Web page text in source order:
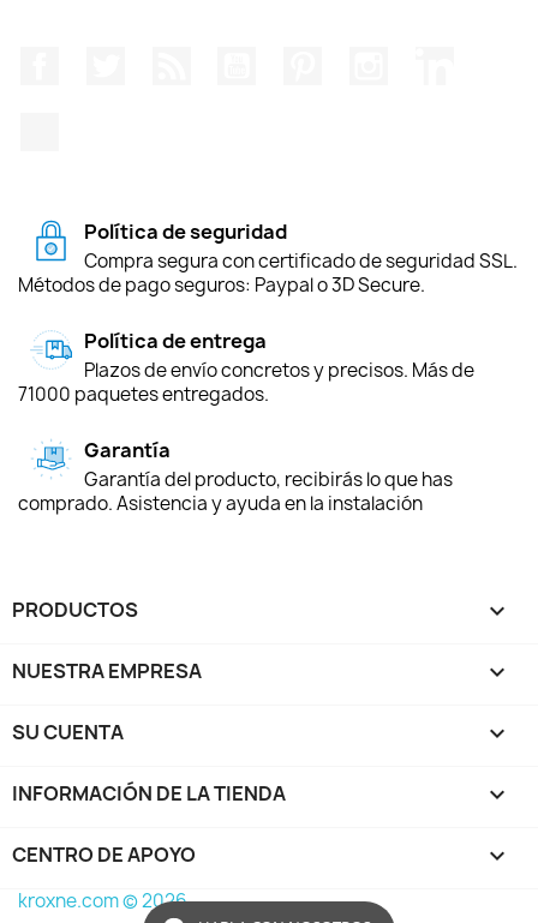
Política de seguridad
Compra segura con certificado de seguridad SSL.
Métodos de pago seguros: Paypal o 3D Secure.
Política de entrega
Plazos de envío concretos y precisos. Más de
71000 paquetes entregados.
Garantía
Garantía del producto, recibirás lo que has
comprado. Asistencia y ayuda en la instalación
PRODUCTOS 
NUESTRA EMPRESA 
SU CUENTA 
INFORMACIÓN DE LA TIENDA keyboard_arrow_down
CENTRO DE APOYO 
kroxne.com © 2026